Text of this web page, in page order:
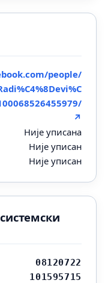
people/
↗
Није уписана
Није уписан
Није уписан
08120722
101595715